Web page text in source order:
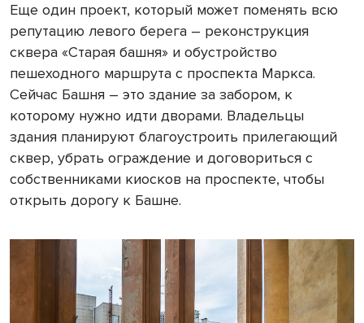
Еще один проект, который может поменять всю
репутацию левого берега – реконструкция
сквера «Старая башня» и обустройство
пешеходного маршрута с проспекта Маркса.
Сейчас Башня – это здание за забором, к
которому нужно идти дворами. Владельцы
здания планируют благоустроить прилегающий
сквер, убрать ограждение и договориться с
собственниками киосков на проспекте, чтобы
открыть дорогу к Башне.